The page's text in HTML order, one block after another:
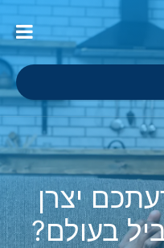
יצרן
בעולם?